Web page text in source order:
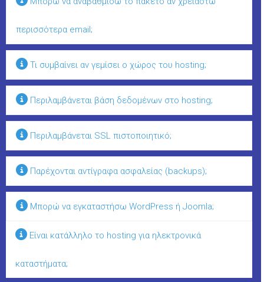
περισσότερα email;
Τι συμβαίνει αν γεμίσει ο χώρος του hosting;
Περιλαμβάνεται βάση δεδομένων στο hosting;
Περιλαμβάνεται SSL πιστοποιητικό;
Παρέχονται αντίγραφα ασφαλείας (backups);
Μπορώ να εγκαταστήσω WordPress ή Joomla;
Είναι κατάλληλο το hosting για ηλεκτρονικά
καταστήματα;